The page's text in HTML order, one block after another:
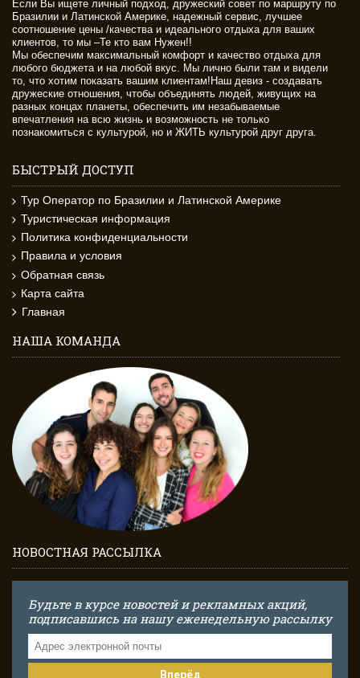
Если Вы ищете личный подход, дружеский совет по маршруту по
Бразилии и Латинской Америке, надежный сервис, лучшее
соотношение цены /качества и идеального отдыха для ваших
клиентов, то мы –Те кто вам Нужен!!
Мы обеспечим максимальный комфорт и качество отдыха для
любого бюджета и на любой вкус. Мы лично были там и видели
то, что хотим показать вашим клиентам!Наш девиз - создавать
дружеские отношения, чтобы объединять людей, живущих на
разных концах планеты, обеспечить им незабываемые
впечатления на всю жизнь и возможность не только
познакомиться с культурой, но и ЖИТЬ культурой друг друга.
БЫСТРЫЙ ДОСТУП
Тур Оператор по Бразилии и Латинской Америке
Туристическая информация
Политика конфиденциальности
Правила и условия
Обратная связь
Карта сайта
Главная
НАША КОМАНДА
НОВОСТНАЯ РАССЫЛКА
Будьте в курсе новостей и рекламных акций,
подписавшись на нашу еженедельную рассылку
Вперёд